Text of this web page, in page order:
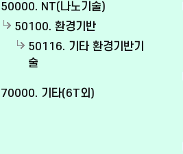
50000. NT(나노기술)
50100. 환경기반
50116. 기타 환경기반기
술
70000. 기타(6T외)